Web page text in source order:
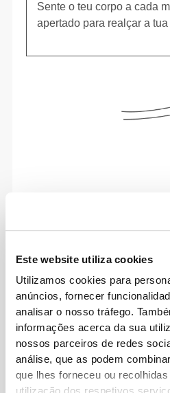
Este website utiliza cookies
Utilizamos cookies para
anúncios, fornecer
analisar o nosso tráfego.
informações acerca da sua
nossos parceiros de redes
análise, que as podem
que lhes forneceu ou
Sente o teu corpo a cada
apertado para realçar a
A palavra de ordem é
com conforto todos os dias.